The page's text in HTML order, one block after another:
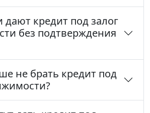
дают кредит под залог
без подтверждения
не брать кредит под